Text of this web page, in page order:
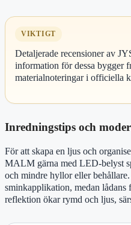
VIKTIGT
Detaljerade recensioner av
information för dessa bygger
materialnoteringar i officiella
Inredningstips och
För att skapa en ljus och
MALM gärna med LED-belyst
och mindre hyllor eller
sminkapplikation, medan
reflektion ökar rymd och ljus,